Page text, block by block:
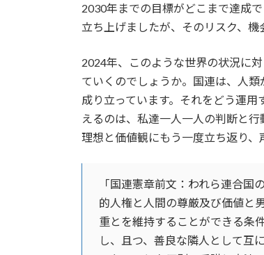
2030年までの目標がどこまで達成
立ち上げましたが、そのリスク、機
2024年、このような世界の状況に
ていくのでしょうか。国連は、人
成り立っています。それをどう運
えるのは、私達一人一人の判断と
理想と価値観にもう一度立ち返り、
「国連憲章前文：われら連合
的人権と人間の尊厳及び価値と
重とを維持することができる条
し、且つ、善良な隣人として互